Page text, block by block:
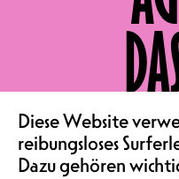
VEREIN
Diese Website
reibungsloses
Dazu gehören